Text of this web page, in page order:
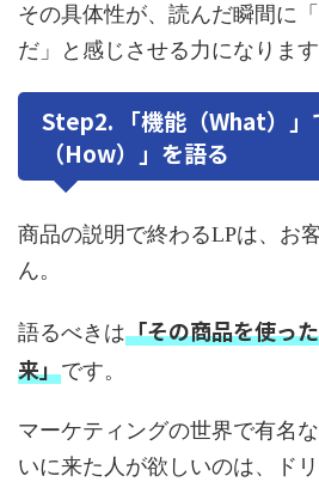
その具体性が、読んだ瞬間に
だ」と感じさせる力になります
Step2. 「機能（What）」
（How）」を語る
商品の説明で終わるLPは、お
ん。
語るべきは「その商品を使っ
来」です。
マーケティングの世界で有名
いに来た人が欲しいのは、ド